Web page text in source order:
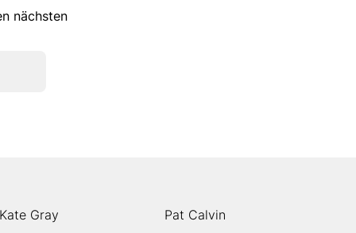
nächsten
Kate Gray
Pat Calvin